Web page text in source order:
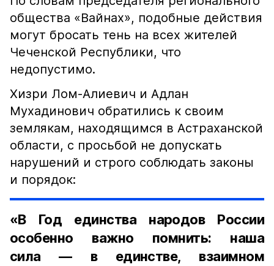
общества «Вайнах», подобные действия
могут бросать тень на всех жителей
Чеченской Республики, что
недопустимо.
Хизри Лом-Алиевич и Адлан
Мухадинович обратились к своим
землякам, находящимся в Астраханской
области, с просьбой не допускать
нарушений и строго соблюдать законы
и порядок:
«В Год единства народов России
особенно важно помнить: наша
сила — в единстве, взаимном